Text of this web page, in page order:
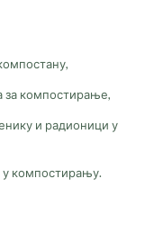
за компостирање,
и радионици у
компостирању.